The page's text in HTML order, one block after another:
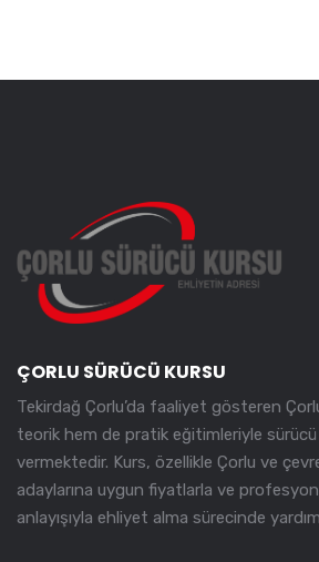
ÇORLU SÜRÜCÜ KURSU
Tekirdağ Çorlu’da faaliyet gösteren
teorik hem de pratik eğitimleriyle
vermektedir. Kurs, özellikle Çorlu ve
adaylarına uygun fiyatlarla ve
anlayışıyla ehliyet alma sürecinde